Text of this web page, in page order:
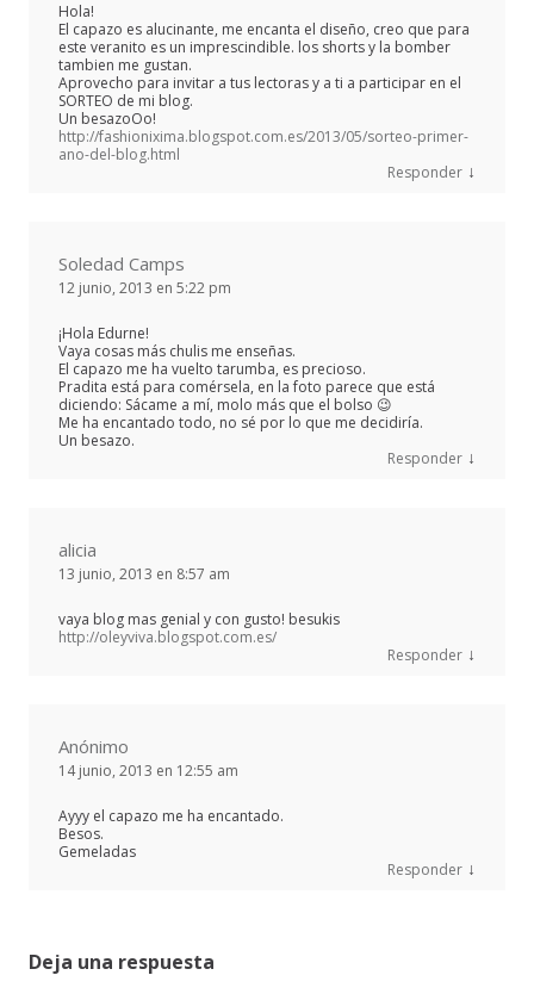
Hola!
El capazo es alucinante, me encanta el diseño, creo que para
este veranito es un imprescindible. los shorts y la bomber
tambien me gustan.
Aprovecho para invitar a tus lectoras y a ti a participar en el
SORTEO de mi blog.
Un besazoOo!
http://fashionixima.blogspot.com.es/2013/05/sorteo-primer-
ano-del-blog.html
Responder ↓
Soledad Camps
12 junio, 2013 en 5:22 pm
¡Hola Edurne!
Vaya cosas más chulis me enseñas.
El capazo me ha vuelto tarumba, es precioso.
Pradita está para comérsela, en la foto parece que está
diciendo: Sácame a mí, molo más que el bolso 😉
Me ha encantado todo, no sé por lo que me decidiría.
Un besazo.
Responder ↓
alicia
13 junio, 2013 en 8:57 am
vaya blog mas genial y con gusto! besukis
http://oleyviva.blogspot.com.es/
Responder ↓
Anónimo
14 junio, 2013 en 12:55 am
Ayyy el capazo me ha encantado.
Besos.
Gemeladas
Responder ↓
Deja una respuesta